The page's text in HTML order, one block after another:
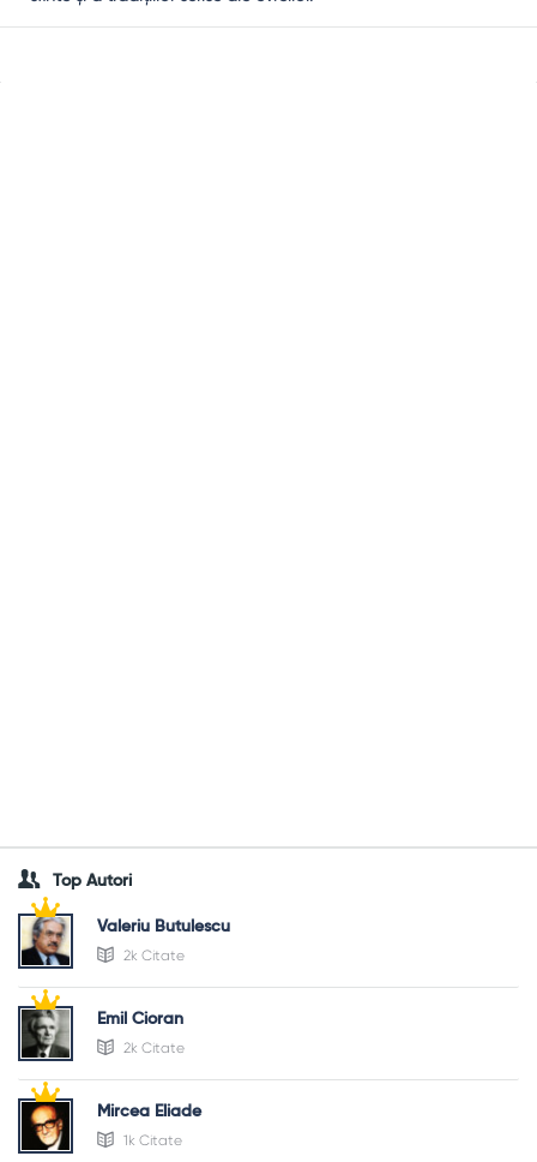
Top Autori
Valeriu Butulescu
2k Citate
Emil Cioran
2k Citate
Mircea Eliade
1k Citate